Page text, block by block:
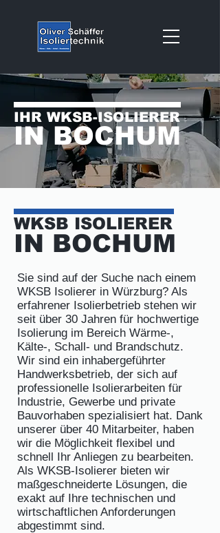
IHR WKSB-ISOLIERER
IN BOCHUM
WKSB ISOLIERER
IN BOCHUM
Sie sind auf der Suche nach einem
WKSB Isolierer in Würzburg? Als
erfahrener Isolierbetrieb stehen wir
seit über 30 Jahren für hochwertige
Isolierung im Bereich Wärme-,
Kälte-, Schall- und Brandschutz.
Wir sind ein inhabergeführter
Handwerksbetrieb, der sich auf
professionelle Isolierarbeiten für
Industrie, Gewerbe und private
Bauvorhaben spezialisiert hat. Dank
unserer über 40 Mitarbeiter, haben
wir die Möglichkeit flexibel und
schnell Ihr Anliegen zu bearbeiten.
Als WKSB-Isolierer bieten wir
maßgeschneiderte Lösungen, die
exakt auf Ihre technischen und
wirtschaftlichen Anforderungen
abgestimmt sind.